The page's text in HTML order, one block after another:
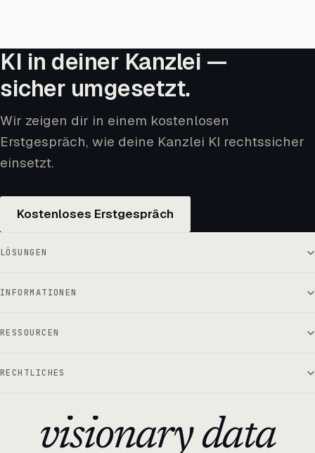
KI in deiner Kanzlei —
sicher umgesetzt.
Wir zeigen dir in einem kostenlosen
Erstgespräch, wie deine Kanzlei KI rechtssicher
einsetzt.
Kostenloses Erstgespräch
LÖSUNGEN
INFORMATIONEN
RESSOURCEN
RECHTLICHES
visionary data